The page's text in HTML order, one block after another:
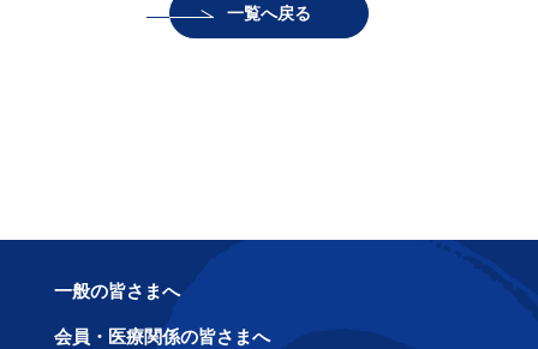
一覧へ戻る
一般の皆さまへ
会員・医療関係の皆さまへ